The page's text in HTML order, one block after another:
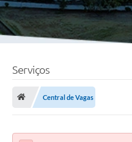
Serviços
Central de Vagas